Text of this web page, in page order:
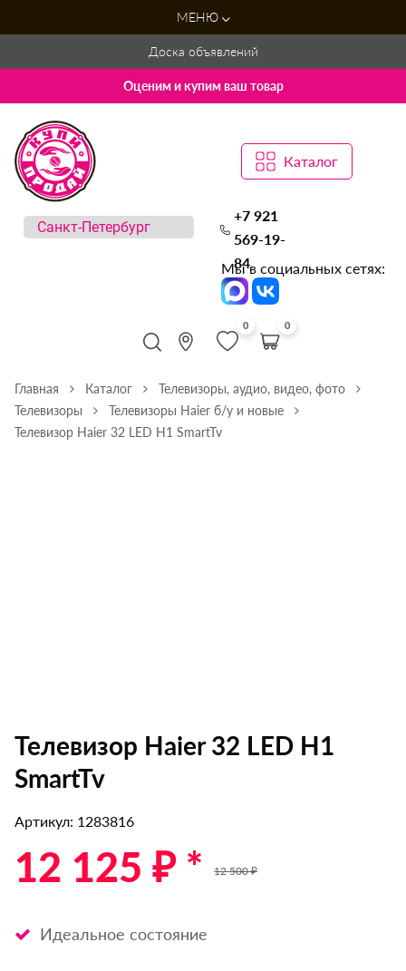
МЕНЮ
Доска объявлений
Оценим и купим ваш товар
Каталог
+7 921
569-19-
84
Мы в социальных сетях:
0 0
Главная Каталог
Телевизоры, аудио, видео, фото
Телевизоры
Телевизоры Haier б/у и новые
Телевизор Haier 32 LED H1 SmartTv
Телевизор Haier 32 LED H1
SmartTv
Артикул: 1283816
12 125 ₽ * 12 500 ₽
Идеальное состояние